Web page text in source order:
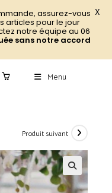
Menu
Produit suivant
assurez-vous
articles pour le jour
notre équipe au 06
sans notre accord
X